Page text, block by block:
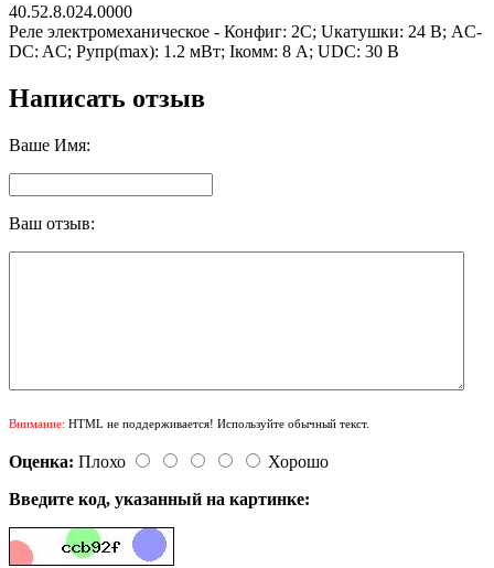
40.52.8.024.0000
Реле электромеханическое - Конфиг: 2C; Uкатушки: 24 В; AC-
DC: AC; Pупр(max): 1.2 мВт; Iкомм: 8 А; UDC: 30 В
Написать отзыв
Ваше Имя:
Ваш отзыв:
Внимание: HTML не поддерживается! Используйте обычный текст.
Оценка: Плохо
Хорошо
Введите код, указанный на картинке: